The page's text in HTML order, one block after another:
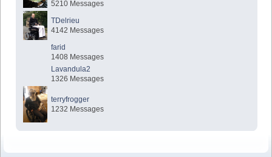
5210 Messages
TDelrieu
4142 Messages
farid
1408 Messages
Lavandula2
1326 Messages
terryfrogger
1232 Messages